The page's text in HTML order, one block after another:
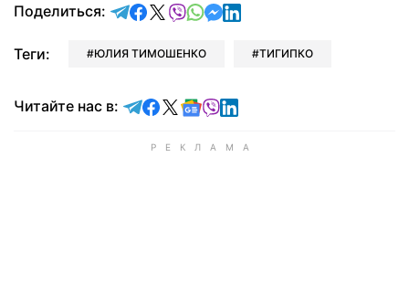
Поделиться: отправить в Telegram
поделиться в Facebook
поделиться в X
отправить в Viber
отправить в Whatsapp
отправить в Messenger
отправить в LinkedIn
Теги: ЮЛИЯ ТИМОШЕНКО ТИГИПКО
Читайте нас в: Читайте в Telegram
Читайте в Facebook
Читайте в X
Читайте в Google news
Читайте в Viber
Читайте в LinkedIn